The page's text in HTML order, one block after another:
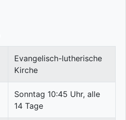
Evangelisch-lutherische
Kirche
Sonntag 10:45 Uhr, alle
14 Tage